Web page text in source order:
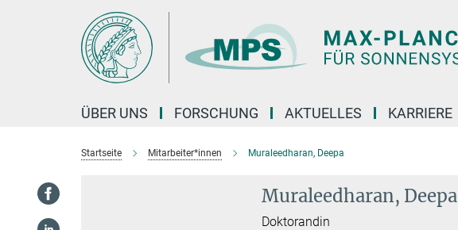
ÜBER UNS FORSCHUNG AKTUELLES KARRIERE
Startseite Mitarbeiter*innen Muraleedharan, Deepa
Muraleedharan, Deepa
Doktorandin